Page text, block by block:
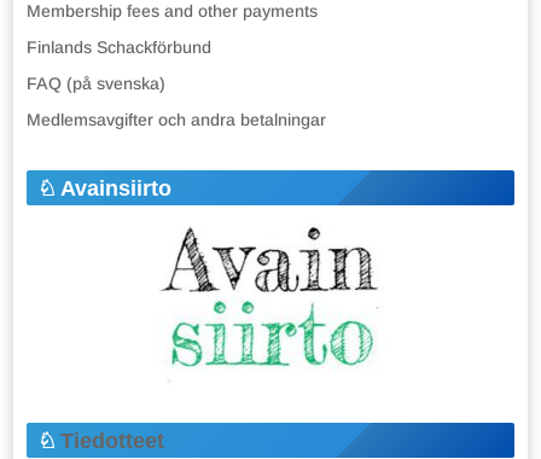
Membership fees and other payments
Finlands Schackförbund
FAQ (på svenska)
Medlemsavgifter och andra betalningar
Avainsiirto
Tiedotteet